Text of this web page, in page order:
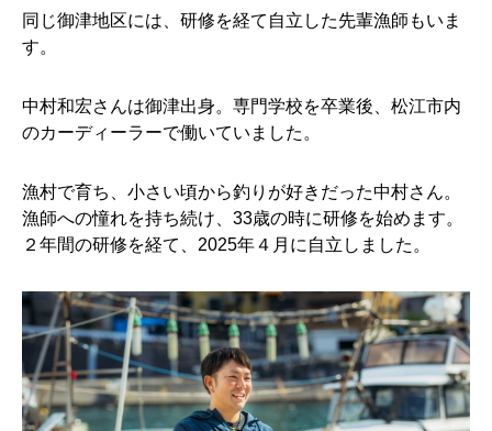
同じ御津地区には、研修を経て自立した先輩漁師もいま
す。
中村和宏さんは御津出身。専門学校を卒業後、松江市内
のカーディーラーで働いていました。
漁村で育ち、小さい頃から釣りが好きだった中村さん。
漁師への憧れを持ち続け、33歳の時に研修を始めます。
２年間の研修を経て、2025年４月に自立しました。